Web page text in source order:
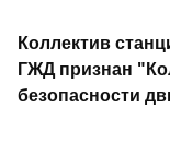
Коллектив
ГЖД признан
безопасности